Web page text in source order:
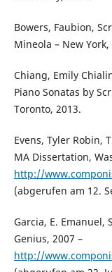
Bowers, Faubion,
Mineola – New York,
Chiang, Emily
Piano Sonatas by
Toronto, 2013.
Evens, Tyler Robin,
MA Dissertation,
http://
(abgerufen am 12.
Garcia, E. Emanuel,
Genius, 2007 –
http://